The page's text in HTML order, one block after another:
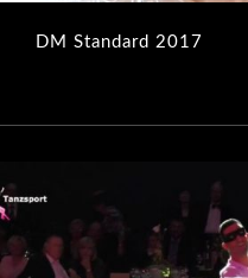
DM Standard 2017